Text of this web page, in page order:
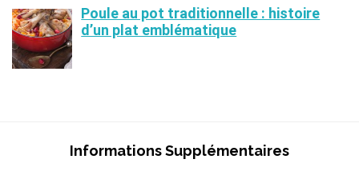
Poule au pot traditionnelle : histoire
d’un plat emblématique
Informations Supplémentaires